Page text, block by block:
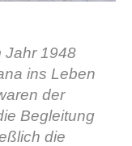
Jahr 1948
ins Leben
der
Begleitung
die